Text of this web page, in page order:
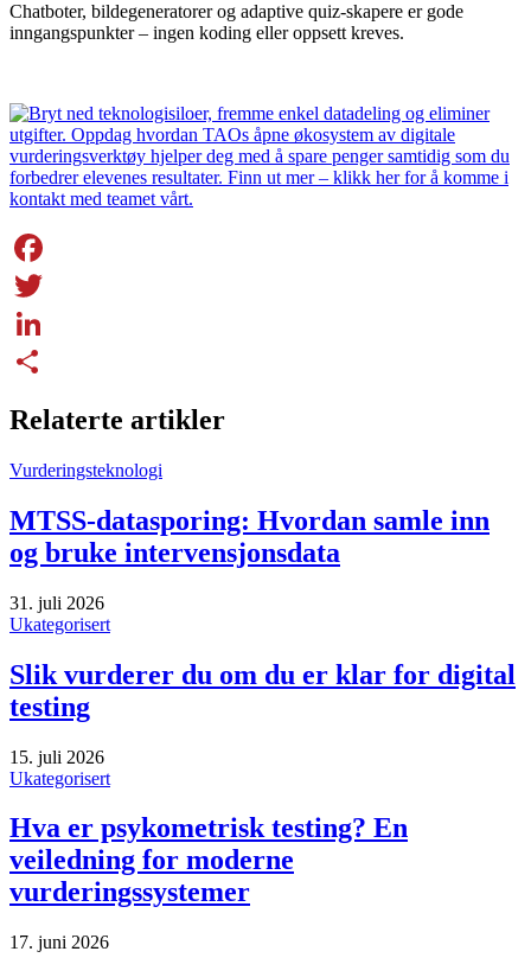
Chatboter, bildegeneratorer og adaptive quiz-skapere er gode
inngangspunkter – ingen koding eller oppsett kreves.
Facebook
Twitter
LinkedIn
Relaterte artikler
Vurderingsteknologi
MTSS-datasporing: Hvordan samle inn
og bruke intervensjonsdata
31. juli 2026
Ukategorisert
Slik vurderer du om du er klar for digital
testing
15. juli 2026
Ukategorisert
Hva er psykometrisk testing? En
veiledning for moderne
vurderingssystemer
17. juni 2026